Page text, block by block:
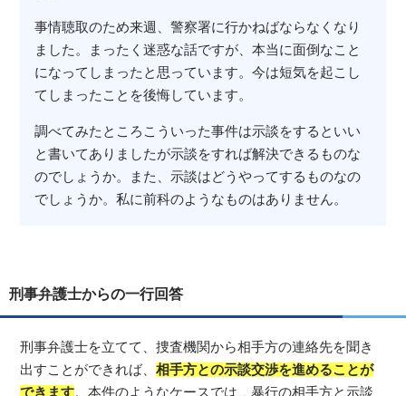
事情聴取のため来週、警察署に行かねばならなくなり
ました。まったく迷惑な話ですが、本当に面倒なこと
になってしまったと思っています。今は短気を起こし
てしまったことを後悔しています。
調べてみたところこういった事件は示談をするといい
と書いてありましたが示談をすれば解決できるものな
のでしょうか。また、示談はどうやってするものなの
でしょうか。私に前科のようなものはありません。
刑事弁護士からの一行回答
刑事弁護士を立てて、捜査機関から相手方の連絡先を聞き
出すことができれば、相手方との示談交渉を進めることが
できます。本件のようなケースでは、暴行の相手方と示談